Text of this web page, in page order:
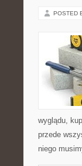
POSTED
wyglądu,
przede
niego